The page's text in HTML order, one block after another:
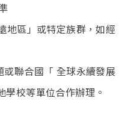
地區」或特定族群，如經
聯合國「 全球永續發展
校等單位合作辦理。